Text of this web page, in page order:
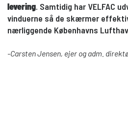
levering. Samtidig har VELFAC
vinduerne så de skærmer
nærliggende Københavns
-Carsten Jensen, ejer og adm.